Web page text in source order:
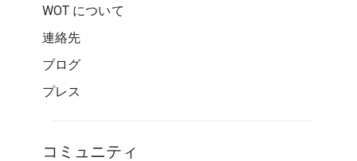
WOT について
連絡先
ブログ
プレス
コミュニティ